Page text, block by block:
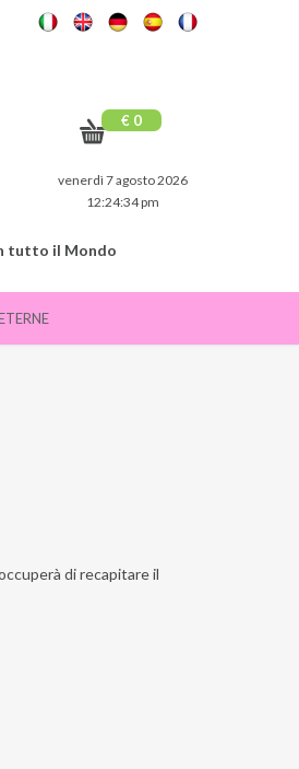
€ 0
venerdì 7 agosto 2026
12:24:36 pm
tutto il Mondo
di recapitare il